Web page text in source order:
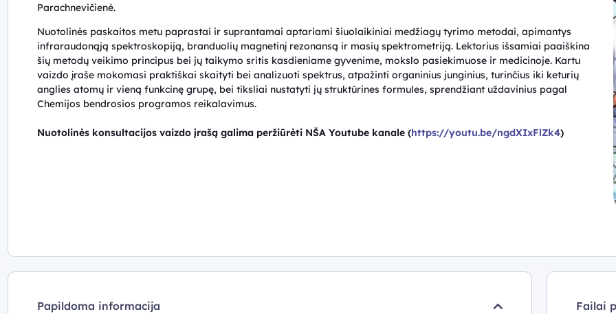
Parachnevičienė.
Nuotolinės paskaitos metu paprastai ir suprantamai aptariami šiuolaikiniai medžiagų tyrimo metodai, apimantys
infraraudonąją spektroskopiją, branduolių magnetinį rezonansą ir masių spektrometriją. Lektorius išsamiai paaiškina
šių metodų veikimo principus bei jų taikymo sritis kasdieniame gyvenime, mokslo pasiekimuose ir medicinoje. Kartu
vaizdo įraše mokomasi praktiškai skaityti bei analizuoti spektrus, atpažinti organinius junginius, turinčius iki keturių
anglies atomų ir vieną funkcinę grupę, bei tiksliai nustatyti jų struktūrines formules, sprendžiant uždavinius pagal
Chemijos bendrosios programos reikalavimus.
Nuotolinės konsultacijos vaizdo įrašą galima peržiūrėti NŠA Youtube kanale (https://youtu.be/ngdXIxFlZk4)
Papildoma informacija Failai